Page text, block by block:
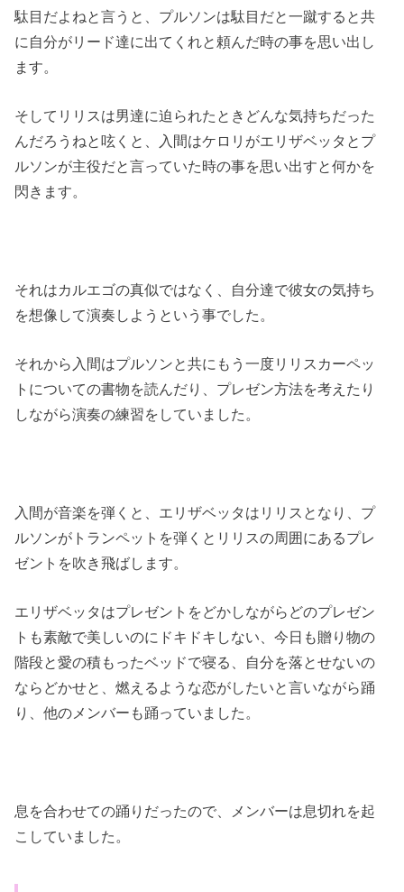
駄目だよねと言うと、プルソンは駄目だと一蹴すると共
に自分がリード達に出てくれと頼んだ時の事を思い出し
ます。
そしてリリスは男達に迫られたときどんな気持ちだった
んだろうねと呟くと、入間はケロリがエリザベッタとプ
ルソンが主役だと言っていた時の事を思い出すと何かを
閃きます。
それはカルエゴの真似ではなく、自分達で彼女の気持ち
を想像して演奏しようという事でした。
それから入間はプルソンと共にもう一度リリスカーペッ
トについての書物を読んだり、プレゼン方法を考えたり
しながら演奏の練習をしていました。
入間が音楽を弾くと、エリザベッタはリリスとなり、プ
ルソンがトランペットを弾くとリリスの周囲にあるプレ
ゼントを吹き飛ばします。
エリザベッタはプレゼントをどかしながらどのプレゼン
トも素敵で美しいのにドキドキしない、今日も贈り物の
階段と愛の積もったベッドで寝る、自分を落とせないの
ならどかせと、燃えるような恋がしたいと言いながら踊
り、他のメンバーも踊っていました。
息を合わせての踊りだったので、メンバーは息切れを起
こしていました。